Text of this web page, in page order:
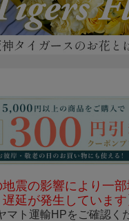
震の影響により一部
遅延が発生しています
マト運輸HPをご確認く